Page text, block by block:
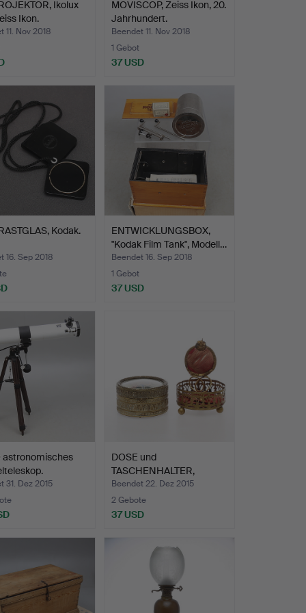
Ikolux
Ikon.
11. Nov 2018
MOVISCOP, Zeiss Ikon, 20.
Jahrhundert.
Beendet 11. Nov 2018
1 Gebot
37 USD
Kodak.
16. Sep 2018
ENTWICKLUNGSBOX,
"Kodak Film Tank", Modell…
Beendet 16. Sep 2018
1 Gebot
37 USD
astronomisches
31. Dez 2015
DOSE und
TASCHENHALTER,
Messing, 19. Jahrh…
Beendet 22. Dez 2015
2 Gebote
37 USD